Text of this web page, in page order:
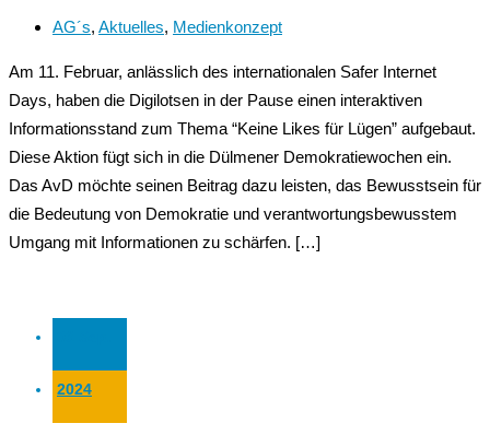
AG´s, Aktuelles, Medienkonzept
Am 11. Februar, anlässlich des internationalen Safer Internet
Days, haben die Digilotsen in der Pause einen interaktiven
Informationsstand zum Thema “Keine Likes für Lügen” aufgebaut.
Diese Aktion fügt sich in die Dülmener Demokratiewochen ein.
Das AvD möchte seinen Beitrag dazu leisten, das Bewusstsein für
die Bedeutung von Demokratie und verantwortungsbewusstem
Umgang mit Informationen zu schärfen. […]
2024